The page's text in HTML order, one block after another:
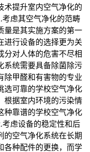
术提升室内空气净化的
虑其空气净化的范畴
量是其实施方案的第一
进行设备的选择更为关
分对人体的危害不尽相
系统需要具备除菌除污
除甲醛和有害物的专业
选可靠的学校空气净化
根据室内环境的污染情
种靠谱的学校空气净化
虑设备的稳定性和后
的空气净化系统在长期
各种配件的更换，而学